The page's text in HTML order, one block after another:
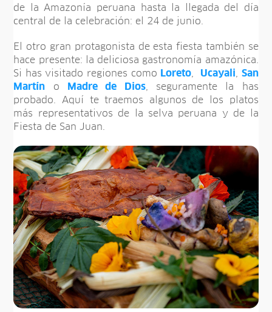
de la Amazonía peruana hasta la llegada del día
central de la celebración: el 24 de junio.
El otro gran protagonista de esta fiesta también se
hace presente: la deliciosa gastronomía amazónica.
Si has visitado regiones como Loreto Ucayali
San
Martín o Madre de Dios, seguramente la has
probado. Aquí te traemos algunos de los platos
más representativos de la selva peruana y de la
Fiesta de San Juan.